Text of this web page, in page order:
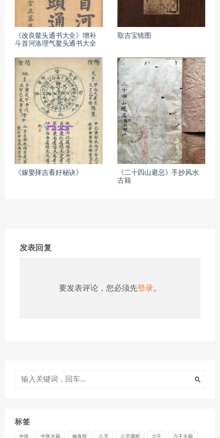
《改良鳌头通书大全》增补
斗首河洛理气鳌头通书大全
取吉宝镜图
《嫁娶择吉看好秘诀》
《二十四山避忌》手抄风水
古籍
发表回复
要发表评论，您必须先登录。
标签
中医 中医古籍 修真馆 八字 八字课程 六壬 六壬古籍